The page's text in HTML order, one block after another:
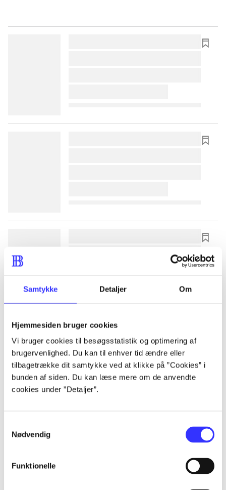
Samtykke Detaljer Om
Hjemmesiden bruger cookies
Vi bruger cookies til besøgsstatistik og optimering af
brugervenlighed. Du kan til enhver tid ændre eller
tilbagetrække dit samtykke ved at klikke på ”Cookies” i
bunden af siden. Du kan læse mere om de anvendte
cookies under ”Detaljer”.
Nødvendig
Funktionelle
lorem ipsum dolor sit amet ...
lorem ipsum dolor sit amet ...
lorem ipsum dolor sit amet ...
lorem ipsum dolor sit amet ...
lorem ipsum dolor sit amet ...
lorem ipsum dolor sit amet ...
lorem ipsum dolor sit amet ...
lorem ipsum dolor sit amet ...
lorem ipsum dolor sit amet ...
lorem ipsum dolor sit amet ...
lorem ipsum dolor sit amet ...
lorem ipsum dolor sit amet ...
lorem ipsum dolor sit amet ...